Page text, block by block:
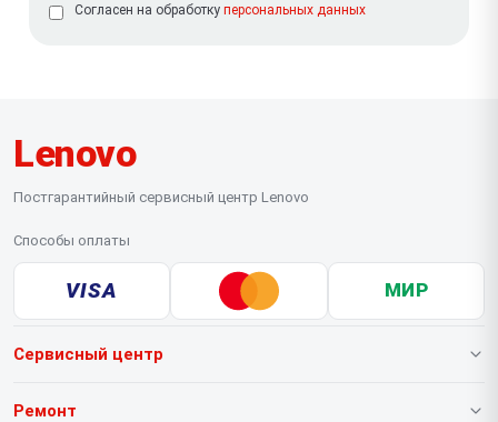
Согласен на обработку персональных данных
Lenovo
Постгарантийный сервисный центр Lenovo
Способы оплаты
VISA МИР
Сервисный центр
О нашем сервисе
Ремонт